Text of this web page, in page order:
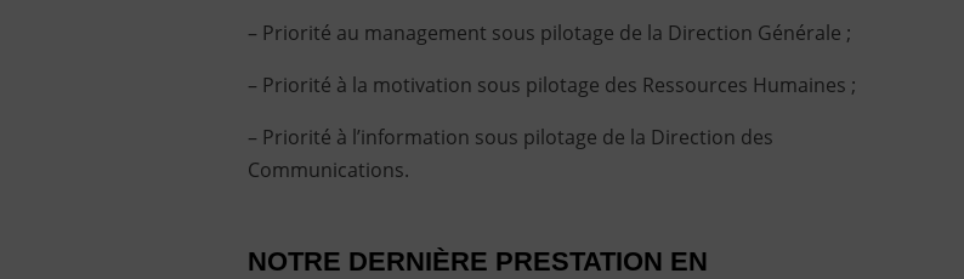
– Priorité au management sous pilotage de la Direction Générale ;
– Priorité à la motivation sous pilotage des Ressources Humaines ;
– Priorité à l’information sous pilotage de la Direction des
Communications.
NOTRE DERNIÈRE PRESTATION EN